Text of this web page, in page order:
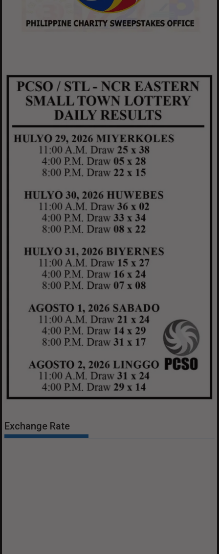
Exchange Rate